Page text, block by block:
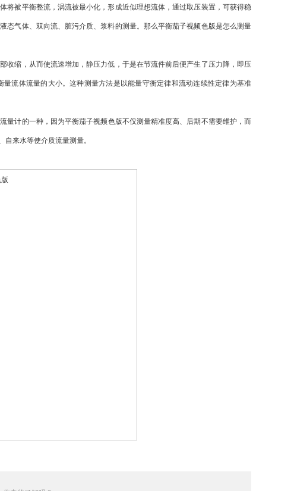
将被平衡整流，涡流被最小化，形成近似理想流体，通过取压装置，可获得稳
态气体、双向流、脏污介质、浆料的测量。那么平衡茄子视频色版是怎么测量
缩，从而使流速增加，静压力低，于是在节流件前后便产生了压力降，即压
流体流量的大小。这种测量方法是以能量守衡定律和流动连续性定律为基准
量计的一种，因为平衡茄子视频色版不仅测量精准度高、后期不需要维护，而
来水等使介质流量测量。